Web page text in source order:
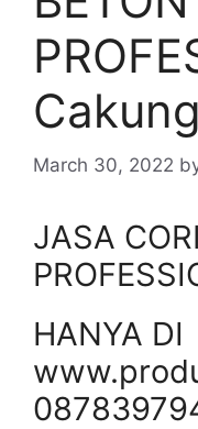
Cakung
March 30, 2022
JASA
HANYA DI